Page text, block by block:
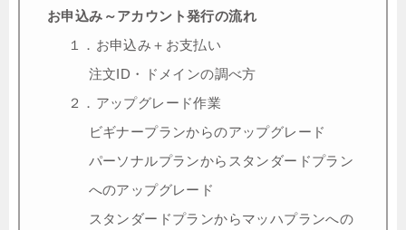
お申込み～アカウント発行の流れ
１．お申込み＋お支払い
注文ID・ドメインの調べ方
２．アップグレード作業
ビギナープランからのアップグレード
パーソナルプランからスタンダードプラン
へのアップグレード
スタンダードプランからマッハプランへの